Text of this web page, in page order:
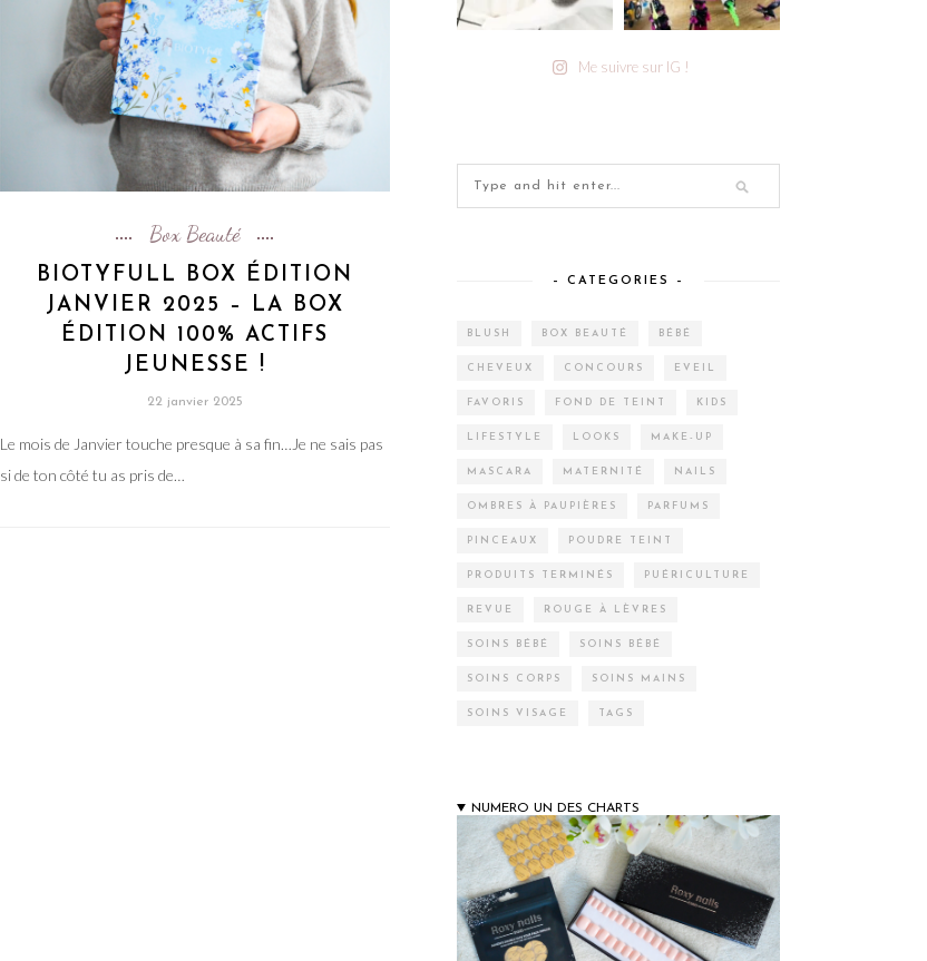
Box Beauté
BIOTYFULL BOX ÉDITION
JANVIER 2025 – LA BOX
ÉDITION 100% ACTIFS
JEUNESSE !
22 janvier 2025
Le mois de Janvier touche presque à sa fin…Je ne sais pas
si de ton côté tu as pris de…
Me suivre sur IG !
– CATEGORIES –
BLUSH BOX BEAUTÉ BÉBÉ
CHEVEUX CONCOURS EVEIL
FAVORIS FOND DE TEINT KIDS
LIFESTYLE LOOKS MAKE-UP
MASCARA MATERNITÉ NAILS
OMBRES À PAUPIÈRES PARFUMS
PINCEAUX POUDRE TEINT
PRODUITS TERMINÉS PUÉRICULTURE
REVUE ROUGE À LÈVRES
SOINS BÉBÉ SOINS BÉBÉ
SOINS CORPS SOINS MAINS
SOINS VISAGE TAGS
NUMERO UN DES CHARTS